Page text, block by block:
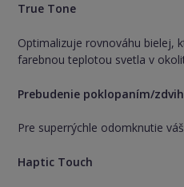
True Tone
Optimalizuje rovnováhu bielej,
farebnou teplotou svetla v
Prebudenie poklopaním/
Pre superrýchle odomknutie
Haptic Touch